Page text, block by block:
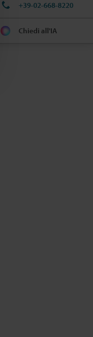
+39-02-668-8220
Chiedi all'IA